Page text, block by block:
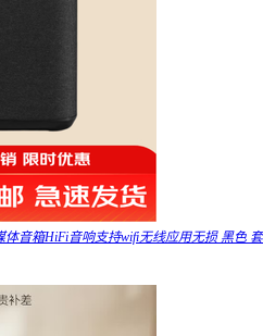
体音箱HiFi音响支持wifi无线应用无损 黑色 套